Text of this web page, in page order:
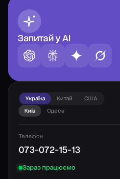
Запитай у AI
Україна Китай
США
Київ
Одеса
Телефон
073-072-15-13
Зараз працюємо